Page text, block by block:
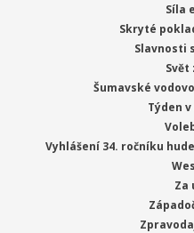
Síla
Skryté
Slavnosti
Svět
Šumavské
Týden
Vyhlášení 34. ročníku
Za